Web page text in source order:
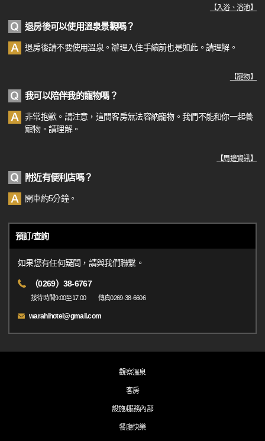
【入浴、浴池】
退房後可以使用溫泉景觀嗎？
退房後請不要使用溫泉。辦理入住手續前也是如此。請理解。
【寵物】
我可以陪伴我的寵物嗎？
非常抱歉。請注意，這間客房無法容納寵物。我們不能和你一起養
寵物。請理解。
【周邊資訊】
附近有便利店嗎？
開車約5分鐘。
預訂/查詢
如果您有任何疑問，請與我們聯繫。
（0269）38-6767
接待時間9:00至17:00 傳真0269-38-6606
warahihotel@gmail.com
觀察溫泉
客房
設施/服務內部
餐廳快樂